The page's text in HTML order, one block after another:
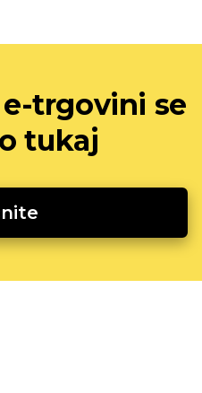
e-trgovini se
tukaj